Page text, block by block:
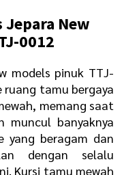
Jepara New
0012
models pinuk TTJ-
tamu bergaya
memang saat
muncul banyaknya
yang beragam dan
dengan selalu
Kursi tamu mewah